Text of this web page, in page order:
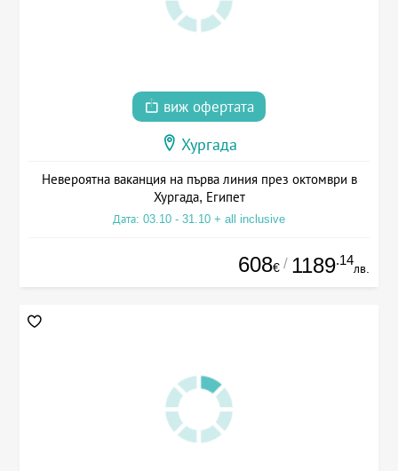
виж офертата
Хургада
Невероятна ваканция на първа линия през октомври в
Хургада, Египет
Дата: 03.10 - 31.10 + all inclusive
608€ / 1189.14
лв.